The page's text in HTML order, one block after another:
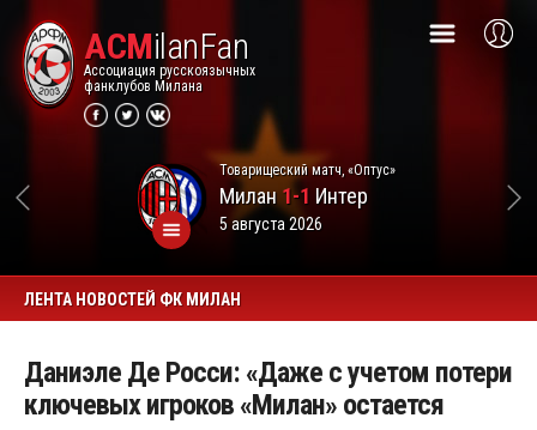
ACMilanFan
Ассоциация русскоязычных
фанклубов Милана
Товарищеский матч, «Оптус»
Милан1-1 Интер
5 августа 2026
ЛЕНТА НОВОСТЕЙ ФК МИЛАН
Даниэле Де Росси: «Даже с учетом потери
ключевых игроков «Милан» остается